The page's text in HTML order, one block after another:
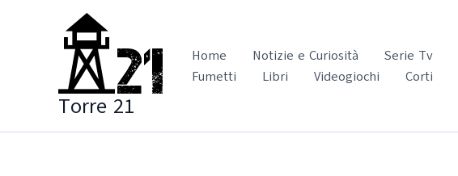
Torre 21
Home Notizie e Curiosità Serie Tv
Fumetti
Libri Videogiochi Corti